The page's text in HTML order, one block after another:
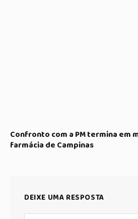
Confronto com a PM termina em
farmácia de Campinas
DEIXE UMA RESPOSTA